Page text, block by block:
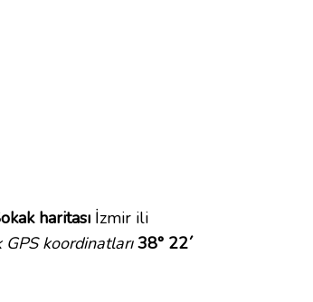
haritası İzmir ili
koordinatları 38° 22´